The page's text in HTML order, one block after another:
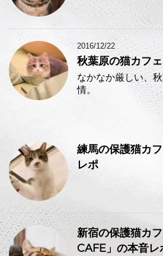
2016/12/22
秋葉原の猫カフ
なかなか厳しい、
情。
練馬の保護猫カ
レポ
新宿の保護猫カ
CAFE」の本音レ